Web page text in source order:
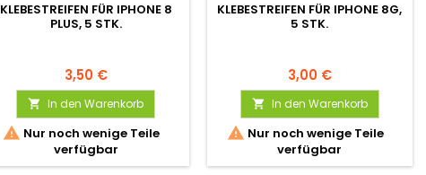
KLEBESTREIFEN FÜR IPHONE 8
PLUS, 5 STK.
3,50 €
 In den Warenkorb
 Nur noch wenige Teile
verfügbar
KLEBESTREIFEN FÜR IPHONE 8G,
5 STK.
3,00 €
 In den Warenkorb
 Nur noch wenige Teile
verfügbar